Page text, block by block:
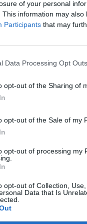
of your personal
This information may
Participants that may
Data Processing Opt Outs
opt-out of the Sharing of
opt-out of the Sale of my
opt-out of processing my
opt-out of Collection,
Data that Is
non si avvalga
pendenti (articoli
esclusi, inoltre, i
che hanno
formale
alcuni reati
ostativa
di tutte le
e dal 1998
della
·
il 16 giugno.
varia in